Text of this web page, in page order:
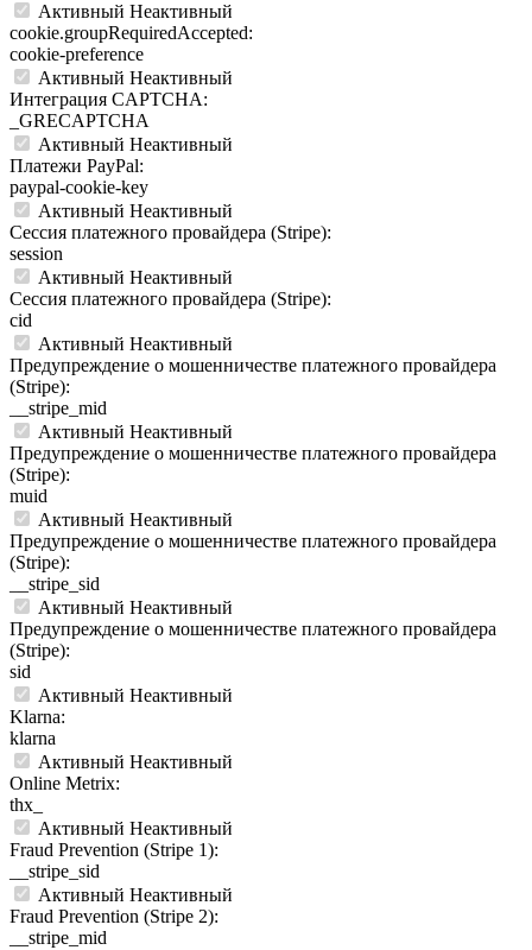
Активный Неактивный
cookie.groupRequiredAccepted:
cookie-preference
Активный Неактивный
Интеграция CAPTCHA:
_GRECAPTCHA
Активный Неактивный
Платежи PayPal:
paypal-cookie-key
Активный Неактивный
Сессия платежного провайдера (Stripe):
session
Активный Неактивный
Сессия платежного провайдера (Stripe):
cid
Активный Неактивный
Предупреждение о мошенничестве платежного провайдера
(Stripe):
__stripe_mid
Активный Неактивный
Предупреждение о мошенничестве платежного провайдера
(Stripe):
muid
Активный Неактивный
Предупреждение о мошенничестве платежного провайдера
(Stripe):
__stripe_sid
Активный Неактивный
Предупреждение о мошенничестве платежного провайдера
(Stripe):
sid
Активный Неактивный
Klarna:
klarna
Активный Неактивный
Online Metrix:
thx_
Активный Неактивный
Fraud Prevention (Stripe 1):
__stripe_sid
Активный Неактивный
Fraud Prevention (Stripe 2):
__stripe_mid